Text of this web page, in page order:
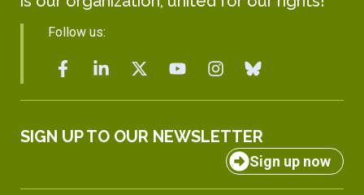
Follow us:
SIGN UP TO OUR NEWSLETTER
Sign up now